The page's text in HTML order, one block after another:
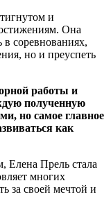
и
Она
в соревнованиях,
но и преуспеть
работы и
полученную
но самое главное
как
Елена Прель стала
многих
за своей мечтой и